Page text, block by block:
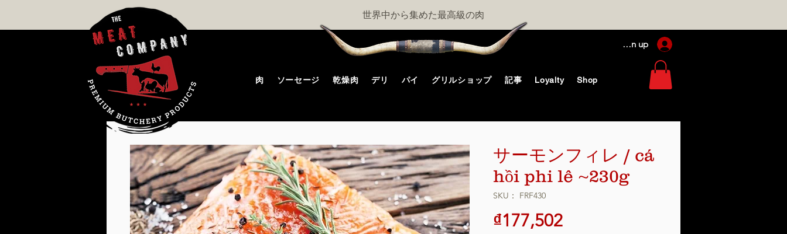
世界中から集めた最高級の肉
Log In / Sign up
肉 ソーセージ 乾燥肉 デリ パイ グリルショップ 記事 Loyalty Shop
サーモンフィレ / cá
hồi phi lê ~230g
SKU： FRF430
₫177,502価